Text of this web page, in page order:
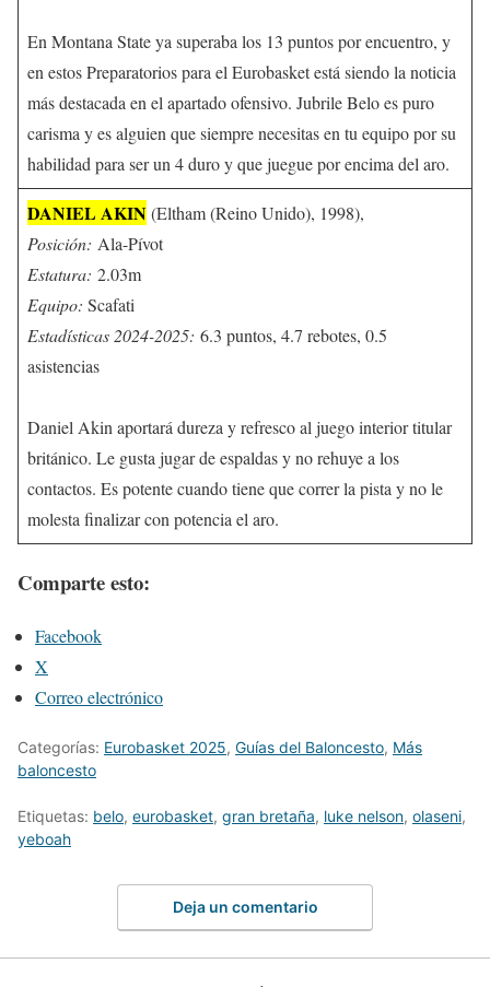
En Montana State ya superaba los 13 puntos por encuentro, y
en estos Preparatorios para el Eurobasket está siendo la noticia
más destacada en el apartado ofensivo. Jubrile Belo es puro
carisma y es alguien que siempre necesitas en tu equipo por su
habilidad para ser un 4 duro y que juegue por encima del aro.
DANIEL AKIN(Eltham (Reino Unido), 1998),
Posición: Ala-Pívot
Estatura: 2.03m
Equipo: Scafati
Estadísticas 2024-2025: 6.3 puntos, 4.7 rebotes, 0.5
asistencias
Daniel Akin aportará dureza y refresco al juego interior titular
británico. Le gusta jugar de espaldas y no rehuye a los
contactos. Es potente cuando tiene que correr la pista y no le
molesta finalizar con potencia el aro.
Comparte esto:
Facebook
X
Correo electrónico
Categorías: Eurobasket 2025, Guías del Baloncesto, Más
baloncesto
Etiquetas: belo, eurobasket, gran bretaña, luke nelson, olaseni,
yeboah
Deja un comentario